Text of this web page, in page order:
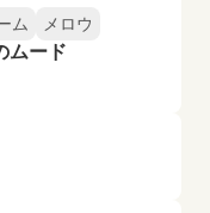
ム メロウ
ムード